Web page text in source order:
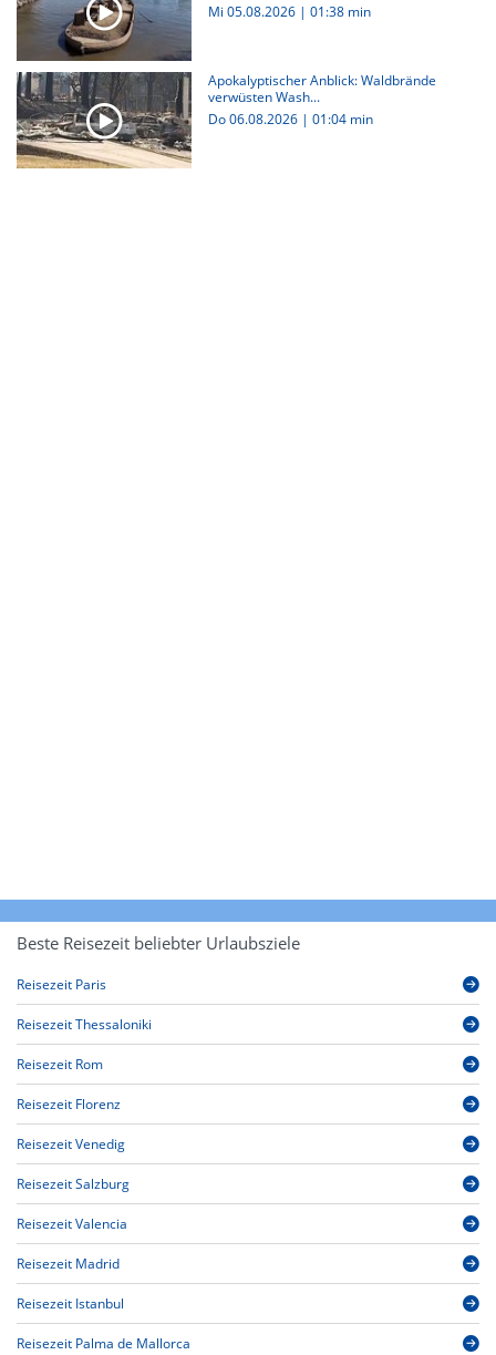
Mi 05.08.2026 | 01:38 min
Apokalyptischer Anblick: Waldbrände
verwüsten Wash...
Do 06.08.2026 | 01:04 min
Beste Reisezeit beliebter Urlaubsziele
Reisezeit Paris
Reisezeit Thessaloniki
Reisezeit Rom
Reisezeit Florenz
Reisezeit Venedig
Reisezeit Salzburg
Reisezeit Valencia
Reisezeit Madrid
Reisezeit Istanbul
Reisezeit Palma de Mallorca